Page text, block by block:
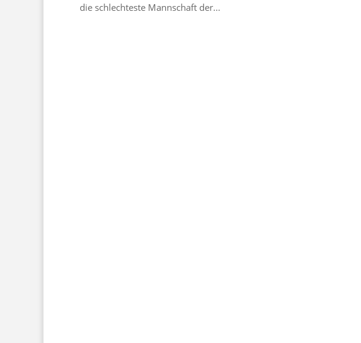
die schlechteste Mannschaft der...